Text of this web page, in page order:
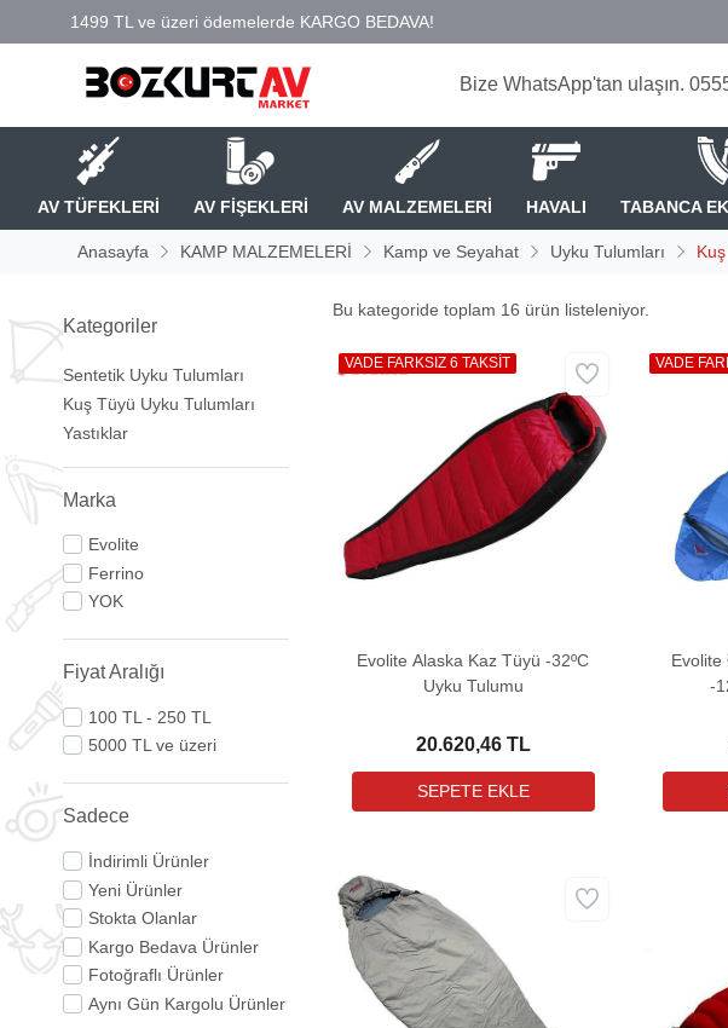
Bize WhatsApp'tan ulaşın.
AV TÜFEKLERİ AV FİŞEKLERİ AV MALZEMELERİ HAVALI TABANCA
Anasayfa KAMP MALZEMELERİ Kamp ve Seyahat Uyku Tulumları
Kategoriler
Sentetik Uyku Tulumları
Kuş Tüyü Uyku Tulumları
Yastıklar
Marka
Evolite
Ferrino
YOK
Fiyat Aralığı
100 TL - 250 TL
5000 TL ve üzeri
Sadece
İndirimli Ürünler
Yeni Ürünler
Stokta Olanlar
Kargo Bedava Ürünler
Fotoğraflı Ürünler
Aynı Gün Kargolu Ürünler
Bu kategoride toplam 16 ürün listeleniyor.
Evolite Alaska Kaz Tüyü -32ºC
Uyku Tulumu
20.620,46 TL
VADE FARKSIZ 6 TAKSİT
Evolite
-
VADE